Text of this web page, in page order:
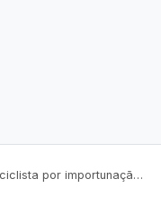
sexual em Aracaju: caso registrado em câmera